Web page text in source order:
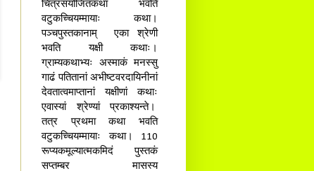
चित्रसंयोजितकथा भवति
वटुकच्चियम्मायाः कथा।
पञ्चपुस्तकानाम् एका श्रेणी
भवति यक्षी कथाः।
ग्राम्यकथाभ्यः अस्माकं मनस्सु
गाढं पतितानां अभीष्टवरदायिनीनां
देवतात्वमाप्तानां यक्षीणां कथाः
एवास्यां श्रेण्यां प्रकाश्यन्ते।
तत्र प्रथमा कथा भवति
वटुकच्चियम्मायाः कथा। 110
रूप्यकमूल्यात्मकमिदं पुस्तकं
सप्तम्बर मासस्य